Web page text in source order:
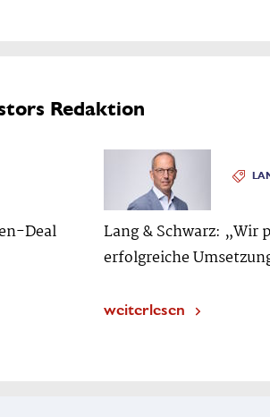
Redaktion
Deal
Lang & Schwarz: „Wir
erfolgreiche
weiterlesen